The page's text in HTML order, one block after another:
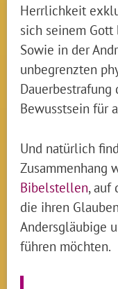
Herrlichkeit
sich seinem
Sowie in der
unbegrenzten
Bewusstsein für
Und natürlich
Zusammenhang
Bibelstellen, auf
die ihren Glauben
Andersgläubige
führen möchten.